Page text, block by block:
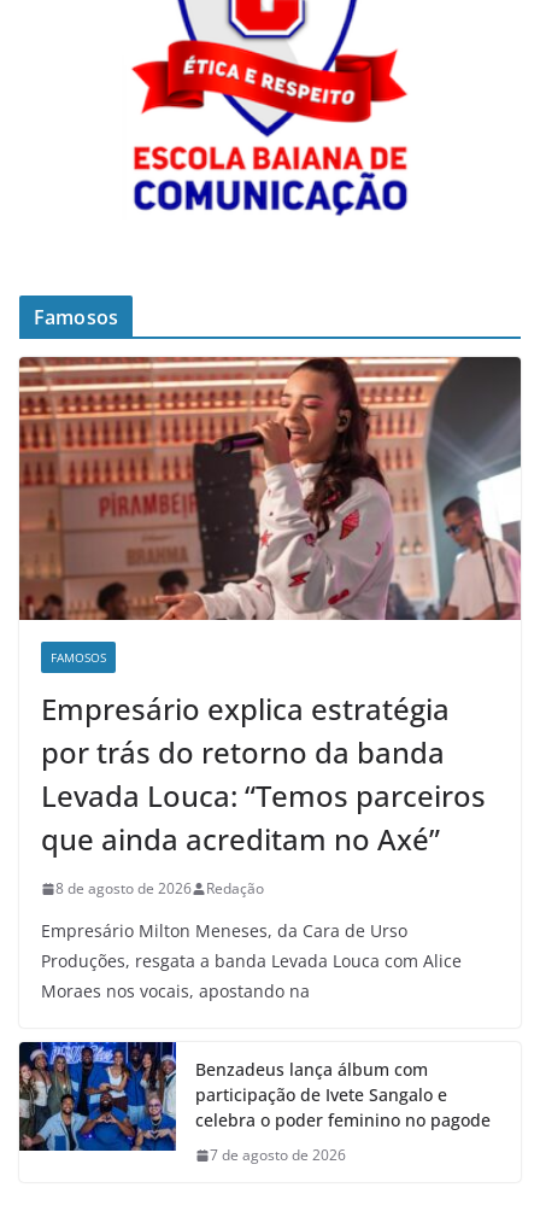
Famosos
FAMOSOS
Empresário explica estratégia
por trás do retorno da banda
Levada Louca: “Temos parceiros
que ainda acreditam no Axé”
8 de agosto de 2026 Redação
Empresário Milton Meneses, da Cara de Urso
Produções, resgata a banda Levada Louca com Alice
Moraes nos vocais, apostando na
Benzadeus lança álbum com
participação de Ivete Sangalo e
celebra o poder feminino no pagode
7 de agosto de 2026